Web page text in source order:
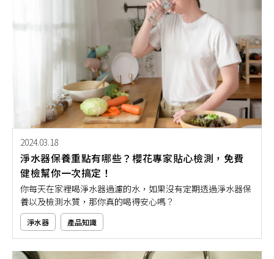
2024.03.18
淨水器保養重點有哪些？櫻花專家貼心檢測，免費
健檢幫你一次搞定！
你每天在家裡喝淨水器過濾的水，如果沒有定期透過淨水器保
養以及檢測水質，那你真的喝得安心嗎？
淨水器 產品知識